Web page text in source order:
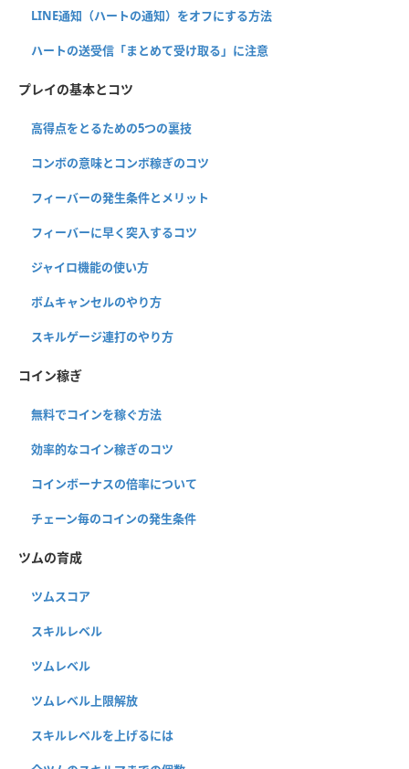
LINE通知（ハートの通知）をオフにする方法
ハートの送受信「まとめて受け取る」に注意
プレイの基本とコツ
高得点をとるための5つの裏技
コンボの意味とコンボ稼ぎのコツ
フィーバーの発生条件とメリット
フィーバーに早く突入するコツ
ジャイロ機能の使い方
ボムキャンセルのやり方
スキルゲージ連打のやり方
コイン稼ぎ
無料でコインを稼ぐ方法
効率的なコイン稼ぎのコツ
コインボーナスの倍率について
チェーン毎のコインの発生条件
ツムの育成
ツムスコア
スキルレベル
ツムレベル
ツムレベル上限解放
スキルレベルを上げるには